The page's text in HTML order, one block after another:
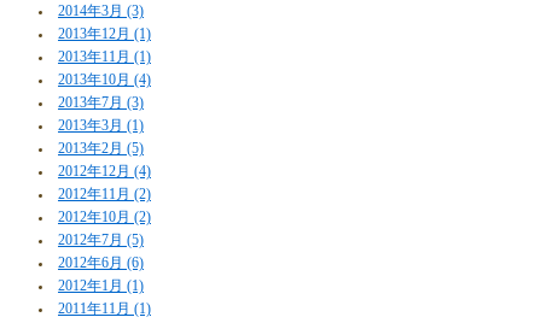
2014年3月 (3)
2013年12月 (1)
2013年11月 (1)
2013年10月 (4)
2013年7月 (3)
2013年3月 (1)
2013年2月 (5)
2012年12月 (4)
2012年11月 (2)
2012年10月 (2)
2012年7月 (5)
2012年6月 (6)
2012年1月 (1)
2011年11月 (1)